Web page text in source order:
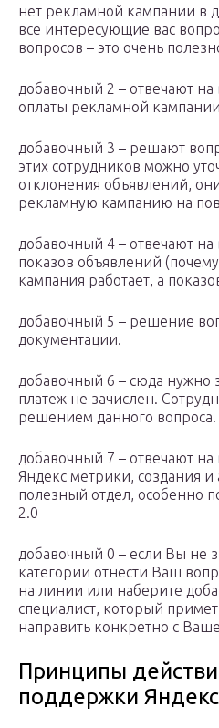
нет рекламной кампании в
все интересующие вас
вопросов – это очень
добавочный 2 – отвечают
оплаты рекламной кампании
добавочный 3 – решают
этих сотрудников можно
отклонения объявлений,
рекламную кампанию на
добавочный 4 – отвечают
показов объявлений
кампания работает, а
добавочный 5 – решение
документации.
добавочный 6 – сюда нужно
платеж не зачислен.
решением данного вопроса.
добавочный 7 – отвечают
Яндекс метрики, создания и
полезный отдел, особенно
2.0
добавочный 0 – если Вы не
категории отнести Ваш
на линии или наберите
специалист, который
направить конкретно с
Принципы
поддержки Яндекс